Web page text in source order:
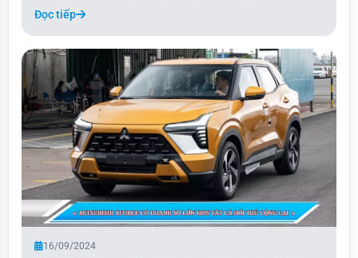
thuộc dòng shooting brake, một loại xe có thiết kế dài hơn,
kết hợp giữa coupe 4 cửa và wagon, tương tự như Zeekr
001 và Porsche Taycan Sport Turismo,
Đọc tiếp
16/09/2024